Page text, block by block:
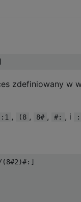
zdefiniowany w
:1 , (8 , 8# , #: , i